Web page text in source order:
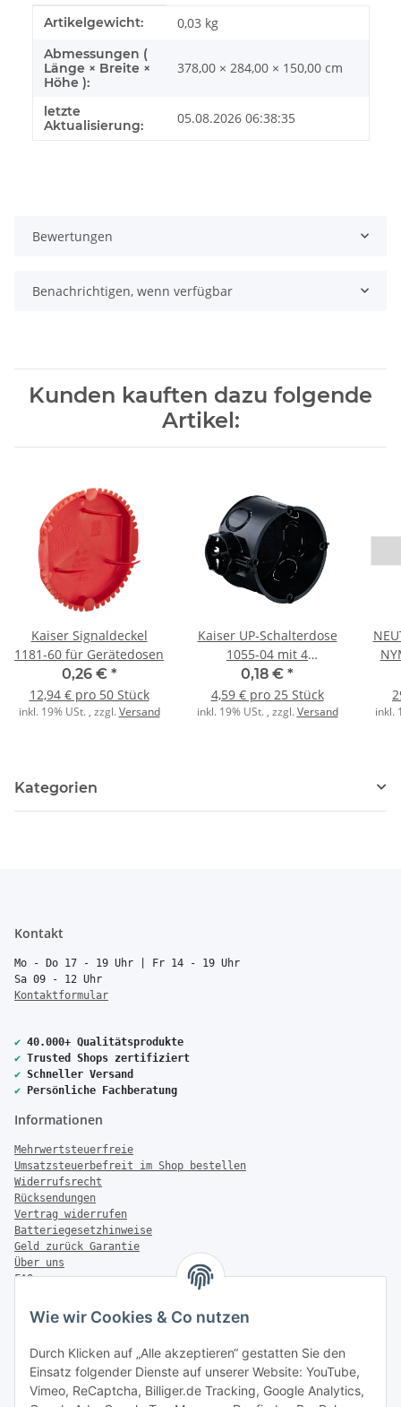
Wie wir Cookies & Co nutzen
Durch Klicken auf „Alle akzeptieren“ gestatten Sie den
Einsatz folgender Dienste auf unserer Website: YouTube,
Vimeo, ReCaptcha, Billiger.de Tracking, Google Analytics,
Produkteigenschaft
Wert
Artikelgewicht: 0,03 kg
Abmessungen (
Länge × Breite ×
Höhe ):
378,00 × 284,00 × 150,00 cm
letzte
Aktualisierung:
05.08.2026 06:38:35
Bewertungen
Benachrichtigen, wenn verfügbar
Kunden kauften dazu folgende
Artikel:
Kaiser Signaldeckel
1181-60 für Gerätedosen
0,26 € *
12,94 € pro 50 Stück
inkl. 19% USt. , zzgl.Versand
Kaiser UP-Schalterdose
1055-04 mit 4
Schraubdomen Tiefe
46mm
0,18 € *
4,59 € pro 25 Stück
inkl. 19% USt. , zzgl.Versand inkl.
Kategorien
Kontakt
Mo - Do 17 - 19 Uhr | Fr 14 - 19 Uhr
Sa 09 - 12 Uhr
Kontaktformular
✔ 40.000+ Qualitätsprodukte
✔ Trusted Shops zertifiziert
✔ Schneller Versand
✔ Persönliche Fachberatung
Informationen
Mehrwertsteuerfreie
Umsatzsteuerbefreit im Shop bestellen
Widerrufsrecht
Rücksendungen
Vertrag widerrufen
Batteriegesetzhinweise
Geld zurück Garantie
Über uns
FAQ
Zahlung & Versand